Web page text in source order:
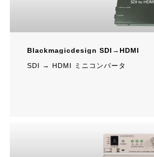
Blackmagicdesign SDI→HDMI
SDI → HDMI ミニコンバータ